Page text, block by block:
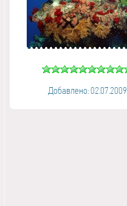
Добавлено: 02.07.2009